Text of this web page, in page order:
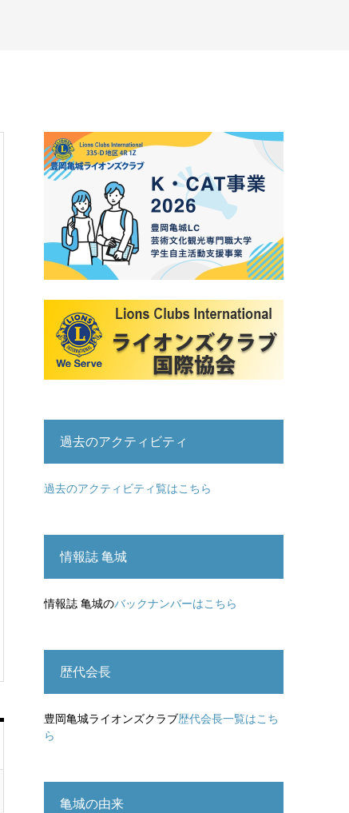
過去のアクティビティ
過去のアクティビティ覧はこちら
情報誌 亀城
情報誌 亀城のバックナンバーはこちら
歴代会長
豊岡亀城ライオンズクラブ歴代会長一覧はこち
ら
亀城の由来